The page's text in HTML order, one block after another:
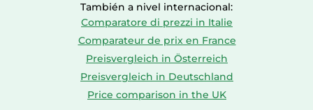
También a nivel internacional:
Comparatore di prezzi in Italie
Comparateur de prix en France
Preisvergleich in Österreich
Preisvergleich in Deutschland
Price comparison in the UK